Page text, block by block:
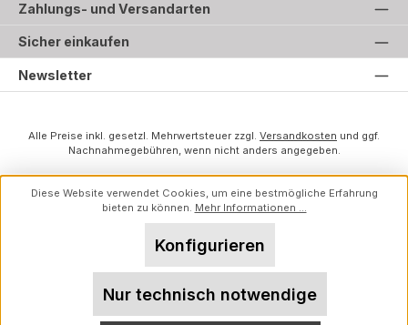
Zahlungs- und Versandarten
Sicher einkaufen
Newsletter
Alle Preise inkl. gesetzl. Mehrwertsteuer zzgl. Versandkosten und ggf.
Nachnahmegebühren, wenn nicht anders angegeben.
Diese Website verwendet Cookies, um eine bestmögliche Erfahrung
bieten zu können. Mehr Informationen ...
Nur technisch notwendige
Konfigurieren